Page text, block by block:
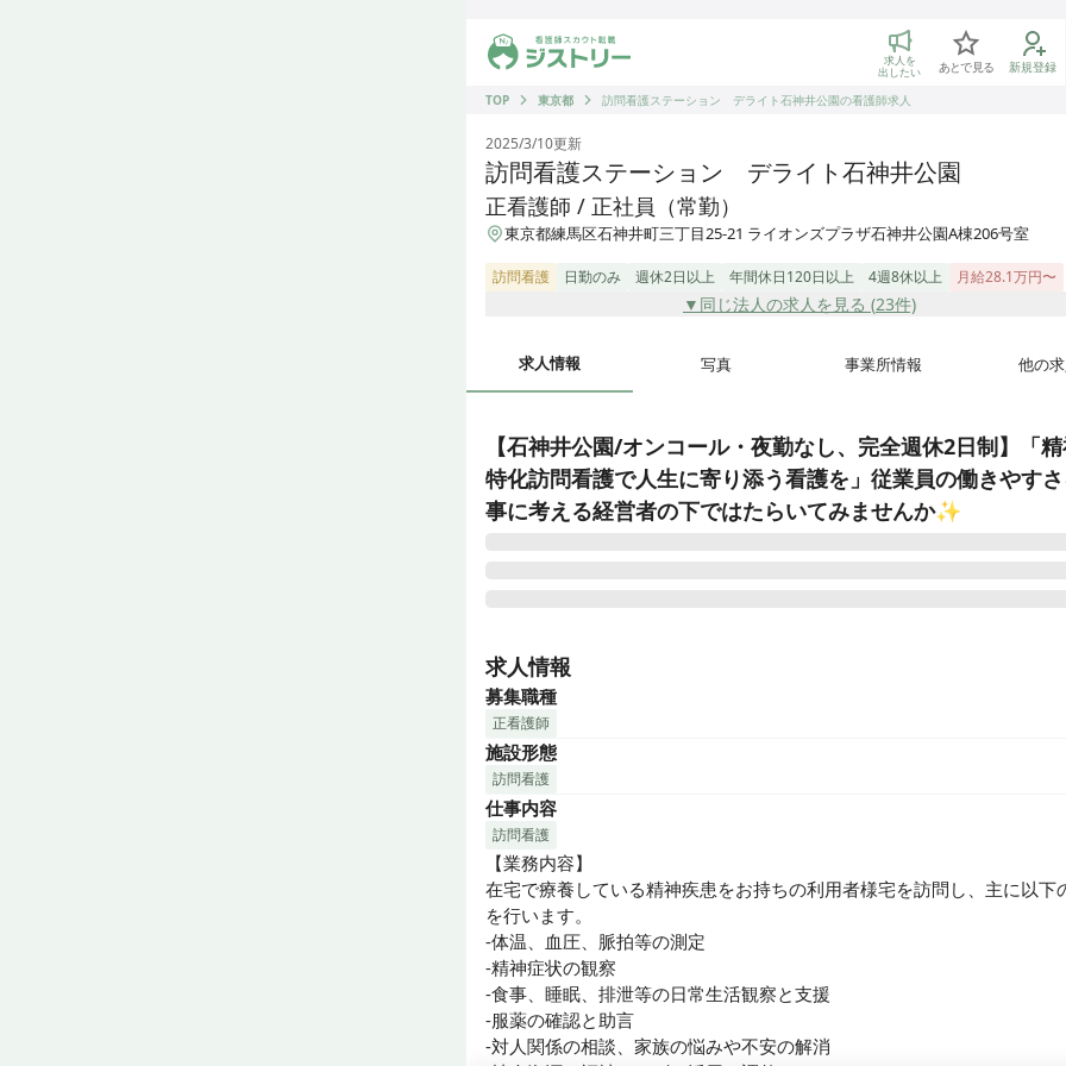
ジストリー 看護師の転職マッチング
求人を
出したい あとで見る 新規登録
TOP
東京都 訪問看護ステーション デライト石神井公園の看護師求人
2025/3/10更新
訪問看護ステーション デライト石神井公園
正看護師 / 正社員（常勤）
東京都練馬区石神井町三丁目25-21 ライオンズプラザ石神井公園A棟206号室
訪問看護 日勤のみ 週休2日以上 年間休日120日以上 4週8休以上 月給28.1万円〜
▼同じ法人の求人を見る (23件)
求人情報 写真 事業所情報 他の求
【石神井公園/オンコール・夜勤なし、完全週休2日制】「
特化訪問看護で人生に寄り添う看護を」従業員の働きやす
事に考える経営者の下ではたらいてみませんか✨
いていることが大事であると考えています。
働く時間はもちろん、外部研修補助や社内研修も充実。自分を大事にし
スキルアップできる環境です。
求人情報
募集職種
正看護師
施設形態
訪問看護
仕事内容
訪問看護
【業務内容】
在宅で療養している精神疾患をお持ちの利用者様宅を訪問し、主に以下
を行います。
-体温、血圧、脈拍等の測定
-精神症状の観察
-食事、睡眠、排泄等の日常生活観察と支援
-服薬の確認と助言
-対人関係の相談、家族の悩みや不安の解消